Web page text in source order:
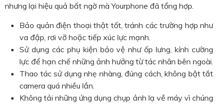
nhưng lại hiệu quả bất ngờ mà Yourphone đã tổng hợp.
Bảo quản điện thoại thật tốt, tránh các trường hợp như
va đập, rơi vỡ hoặc tiếp xúc lực mạnh.
Sử dụng các phụ kiện bảo vệ như ốp lưng, kính cường
lực để hạn chế những ảnh hưởng từ tác nhân bên ngoài.
Thao tác sử dụng nhẹ nhàng, đúng cách, không bật tắt
camera quá nhiều lần.
Không tải những ứng dụng chụp ảnh lạ về máy vì chúng